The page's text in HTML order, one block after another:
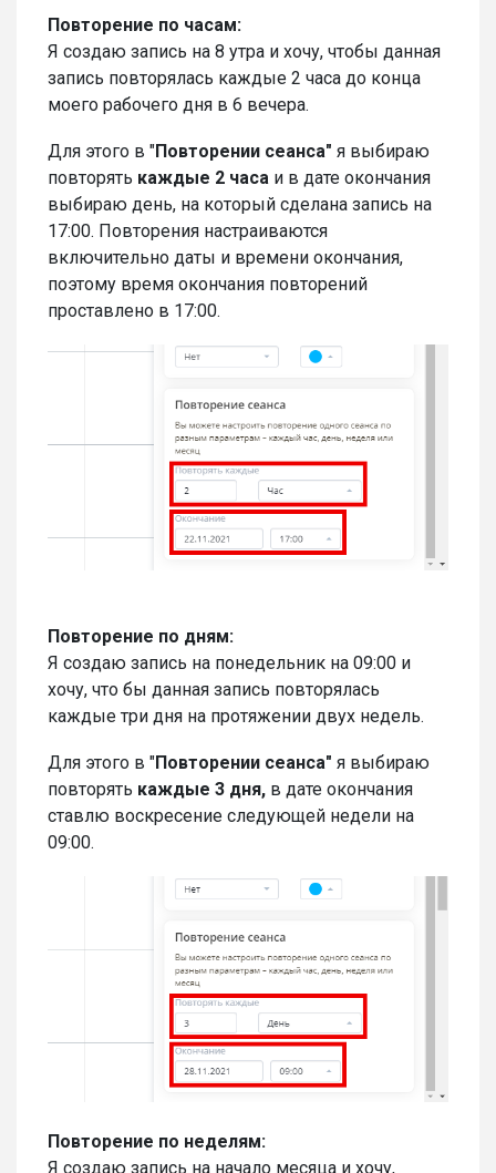
Повторение по часам:
Я создаю запись на 8 утра и хочу, чтобы данная
запись повторялась каждые 2 часа до конца
моего рабочего дня в 6 вечера.
Для этого в "Повторении сеанса" я выбираю
повторять каждые 2 часа и в дате окончания
выбираю день, на который сделана запись на
17:00. Повторения настраиваются
включительно даты и времени окончания,
поэтому время окончания повторений
проставлено в 17:00.
Повторение по дням:
Я создаю запись на понедельник на 09:00 и
хочу, что бы данная запись повторялась
каждые три дня на протяжении двух недель.
Для этого в "Повторении сеанса" я выбираю
повторять каждые 3 дня, в дате окончания
ставлю воскресение следующей недели на
09:00.
Повторение по неделям:
Я создаю запись на начало месяца и хочу,